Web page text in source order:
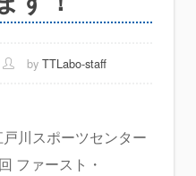
by TTLabo-staff
川スポーツセンター
ファースト・